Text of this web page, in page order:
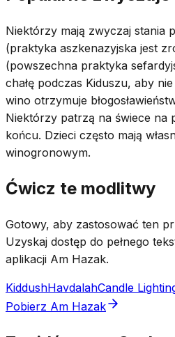
Niektórzy mają zwyczaj stania
(praktyka aszkenazyjska jest
(powszechna praktyka
chałę podczas Kiduszu, aby
wino otrzymuje
Niektórzy patrzą na świece na
końcu. Dzieci często mają
winogronowym.
Ćwicz te modlitwy
Gotowy, aby zastosować ten
Uzyskaj dostęp do pełnego
aplikacji Am Hazak.
KiddushHavdalahCandle
Pobierz Am Hazak